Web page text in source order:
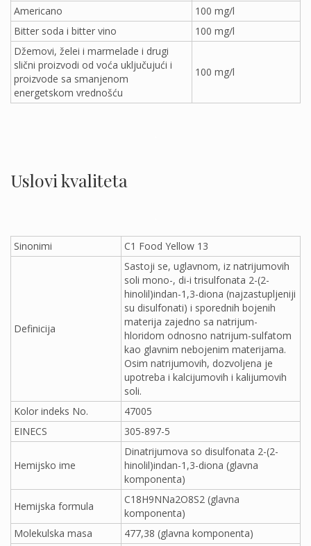
Americano
100 mg/l
Bitter soda i bitter vino
100 mg/l
Džemovi, želei i marmelade i drugi
slični proizvodi od voća uključujući i
proizvode sa smanjenom
energetskom vrednošću
100 mg/l
Uslovi kvaliteta
Sinonimi C1 Food Yellow 13
Definicija
Sastoji se, uglavnom, iz natrijumovih
soli mono-, di-i trisulfonata 2-(2-
hinolil)indan-1,3-diona (najzastupljeniji
su disulfonati) i sporednih bojenih
materija zajedno sa natrijum-
hloridom odnosno natrijum-sulfatom
kao glavnim nebojenim materijama.
Osim natrijumovih, dozvoljena je
upotreba i kalcijumovih i kalijumovih
soli.
Kolor indeks No.
47005
EINECS
305-897-5
Hemijsko ime
Dinatrijumova so disulfonata 2-(2-
hinolil)indan-1,3-diona (glavna
komponenta)
Hemijska formula
C18H9NNa2O8S2 (glavna
komponenta)
Molekulska masa
477,38 (glavna komponenta)